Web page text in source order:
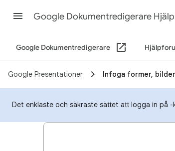
Google Dokumentredigerare Hjälp
Google Dokumentredigerare
Google Presentationer Infoga former,
Det enklaste och säkraste sättet att logga in på